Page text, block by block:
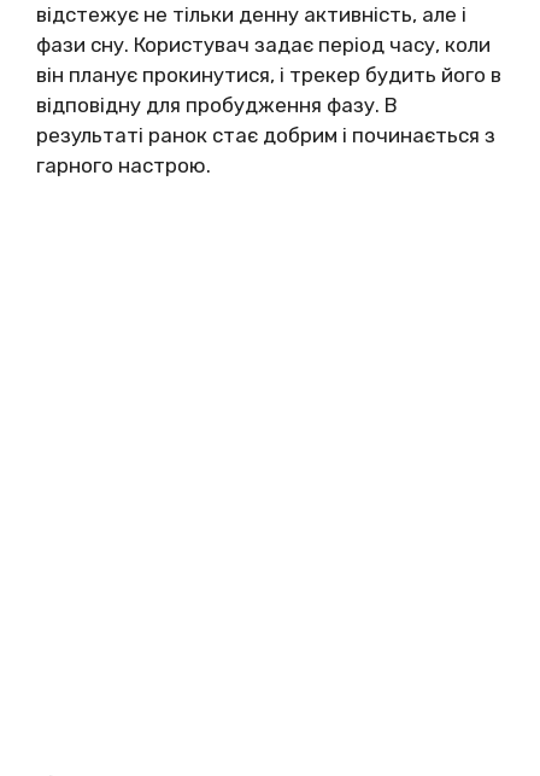
відстежує не тільки денну активність, але і
фази сну. Користувач задає період часу, коли
він планує прокинутися, і трекер будить його в
відповідну для пробудження фазу. В
результаті ранок стає добрим і починається з
гарного настрою.